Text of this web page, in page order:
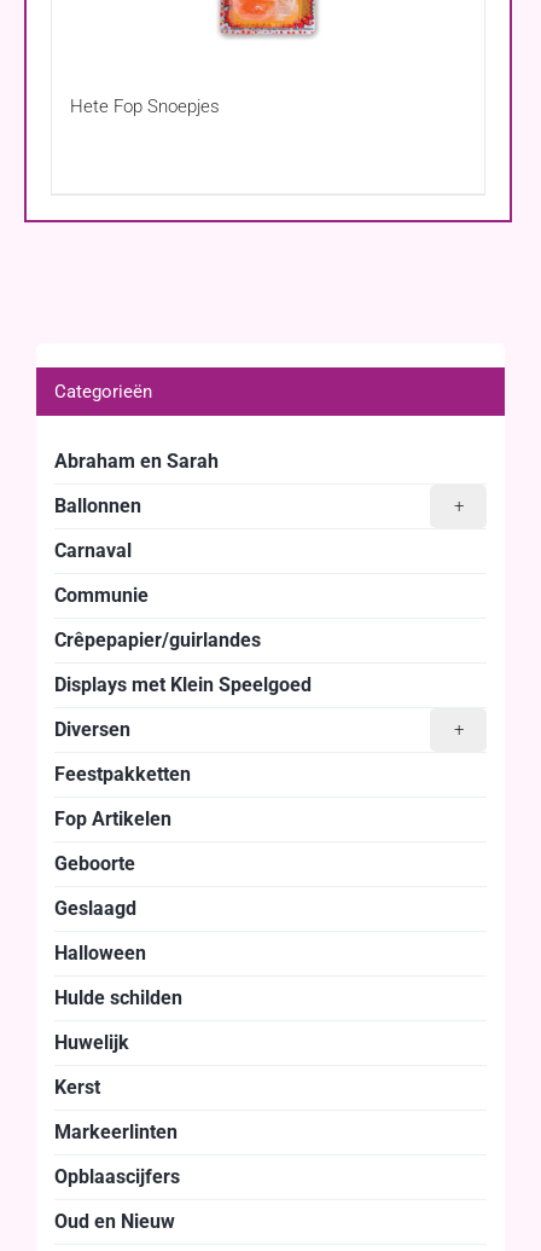
Hete Fop Snoepjes
Categorieën
Abraham en Sarah
+
Ballonnen
Carnaval
Communie
Crêpepapier/guirlandes
Displays met Klein Speelgoed
+
Diversen
Feestpakketten
Fop Artikelen
Geboorte
Geslaagd
Halloween
Hulde schilden
Huwelijk
Kerst
Markeerlinten
Opblaascijfers
Oud en Nieuw